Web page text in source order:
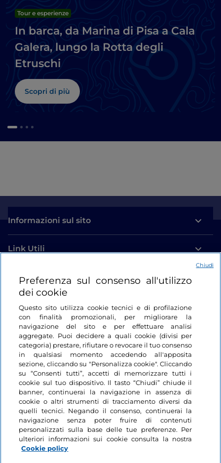
Tour e esperienze
In barca, da Marina di Pisa a Cala
Galera, lungo la Rotta degli
Etruschi
Scopri di più
Informazioni sul sito
Link Utili
Login
Restiamo in contatto
Preferenza sul consenso all'utilizzo
dei cookie
Questo sito utilizza cookie tecnici e di profilazione
con finalità promozionali, per migliorare la
navigazione del sito e per effettuare analisi
aggregate. Puoi decidere a quali cookie (divisi per
categoria) prestare, rifiutare o revocare il tuo consenso
in qualsiasi momento accedendo all'apposita
sezione, cliccando su "Personalizza cookie". Cliccando
su “Consenti tutti”, accetti di memorizzare tutti i
cookie sul tuo dispositivo. Il tasto “Chiudi” chiude il
banner, continuerai la navigazione in assenza di
cookie o altri strumenti di tracciamento diversi da
quelli tecnici. Negando il consenso, continuerai la
navigazione senza poter fruire di contenuti
personalizzati sulla base delle tue preferenze. Per
ulteriori informazioni sui cookie consulta la nostra
Cookie policy
Chiudi